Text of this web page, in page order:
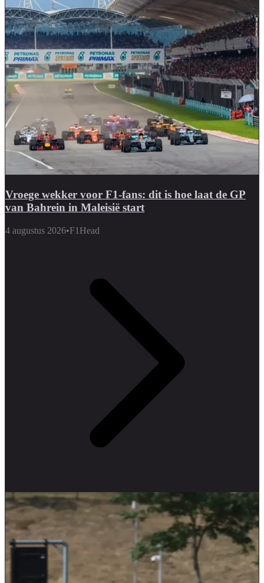
Vroege wekker voor F1-fans: dit is hoe laat de GP
van Bahrein in Maleisië start
4 augustus 2026•F1Head